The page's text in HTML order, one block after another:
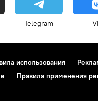
Telegram
использования
Правила применения